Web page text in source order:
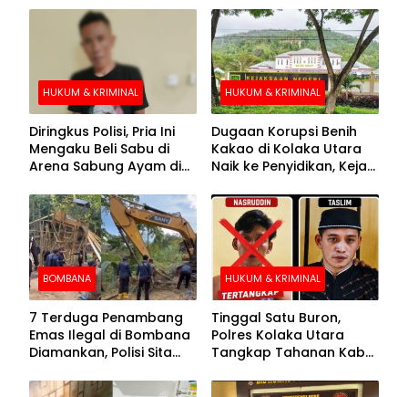
HUKUM & KRIMINAL
Diringkus Polisi, Pria Ini
Mengaku Beli Sabu di
Arena Sabung Ayam di
HUKUM & KRIMINAL
Dugaan Korupsi Benih
Kakao di Kolaka Utara
Naik ke Penyidikan, Kejari
BOMBANA
7 Terduga Penambang
Emas Ilegal di Bombana
Diamankan, Polisi Sita
Crusher
HUKUM & KRIMINAL
Tinggal Satu Buron,
Polres Kolaka Utara
Tangkap Tahanan Kabur
Pengejaran